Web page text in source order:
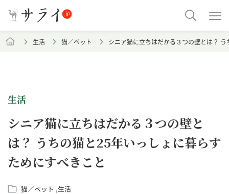
生活 猫／ペット シニア猫に立ちはだかる３つの壁とは？
生活
シニア猫に立ちはだかる３つの壁と
は？ うちの猫と25年いっしょに暮らす
ためにすべきこと
猫／ペット 生活